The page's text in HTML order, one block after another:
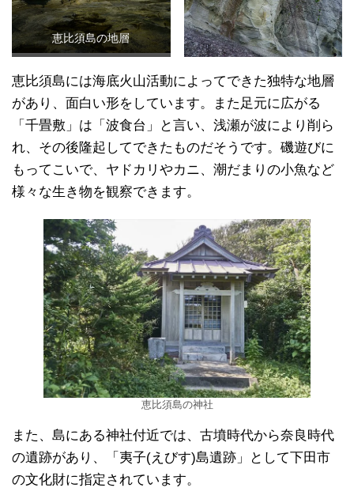
恵比須島の地層
恵比須島には海底火山活動によってできた独特な地層
があり、面白い形をしています。また足元に広がる
「千畳敷」は「波食台」と言い、浅瀬が波により削ら
れ、その後隆起してできたものだそうです。磯遊びに
もってこいで、ヤドカリやカニ、潮だまりの小魚など
様々な生き物を観察できます。
恵比須島の神社
また、島にある神社付近では、古墳時代から奈良時代
の遺跡があり、「夷子(えびす)島遺跡」として下田市
の文化財に指定されています。